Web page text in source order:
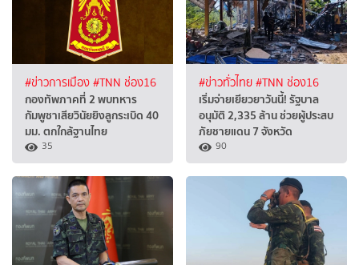
#ข่าวการเมือง#TNN ช่อง16
กองทัพภาคที่ 2 พบทหาร
กัมพูชาเสียวินัยยิงลูกระเบิด 40
มม. ตกใกล้ฐานไทย
35
#ข่าวทั่วไทย#TNN ช่อง16
เริ่มจ่ายเยียวยาวันนี้! รัฐบาล
อนุมัติ 2,335 ล้าน ช่วยผู้ประสบ
ภัยชายแดน 7 จังหวัด
90